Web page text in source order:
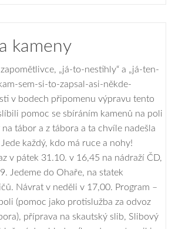
kameny
„já-to-nestihly“ a „já-ten-
sem-si-to-zapsal-asi-někde-
v bodech připomenu výpravu tento
pomoc se sbíráním kamenů na poli
tábor a z tábora a ta chvíle nadešla
každý, kdo má ruce a nohy!
v pátek 31.10. v 16,45 na nádraží ČD,
Jedeme do Ohaře, na statek
Návrat v neděli v 17,00. Program –
(pomoc jako protislužba za odvoz
příprava na skautský slib, Slibový